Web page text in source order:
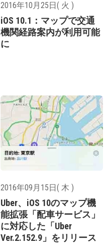
2016年10月25日( 火 )
iOS 10.1：マップで交通
機関経路案内が利用可能
に
2016年09月15日( 木 )
Uber、iOS 10のマップ機
能拡張「配車サービス」
に対応した「Uber
Ver.2.152.9」をリリース